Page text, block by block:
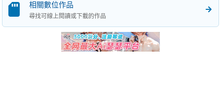
相關數位作品
尋找可線上閱讀或下載的作品